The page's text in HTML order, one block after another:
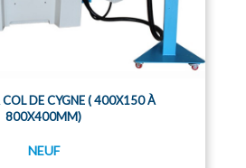
COL DE CYGNE ( 400X150 À
800X400MM)
NEUF